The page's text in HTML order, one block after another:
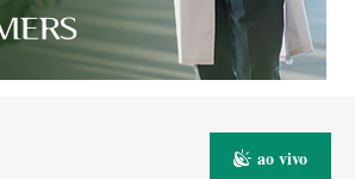
ao vivo